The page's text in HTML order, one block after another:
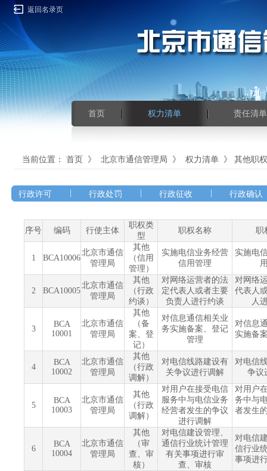
返回名录页
首页 权力清单 责任清单
当前位置： 首页 》 北京市通信管理局 》 权力清单 》 其他职权
行政许可 行政处罚 行政征收 行政确认
序号 编码 行使主体
职权类
型
职权名称 职
1 BCA10006
北京市通信
管理局
其他
（信用
管理）
实施电信业务经营
信用管理
实施电
2 BCA10005
北京市通信
管理局
其他
（行政
约谈）
对网络运营者的法
定代表人或者主要
负责人进行约谈
对网络
代表人
人
3
BCA
10001
北京市通信
管理局
其他
（备
案、登
记）
对信息通信相关业
务实施备案、登记
管理
对信息
实施备
4
BCA
10002
北京市通信
管理局
其他
（行政
调解）
对电信线路建设有
关争议进行调解
对电信
争议
5
BCA
10003
北京市通信
管理局
其他
（行政
调解）
对用户在接受电信
服务中与电信业务
经营者发生的争议
进行调解
对用户
务中与
者发生
6
BCA
10004
北京市通信
管理局
其他
（审
查、审
核）
对电信建设管理、
通信行业统计管理
有关事项进行审
查、审核
对电信
信行业
事项进